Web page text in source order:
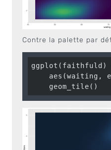
Contre la palette par
ggplot(faithfuld)
aes(waiting,
    geom_tile()